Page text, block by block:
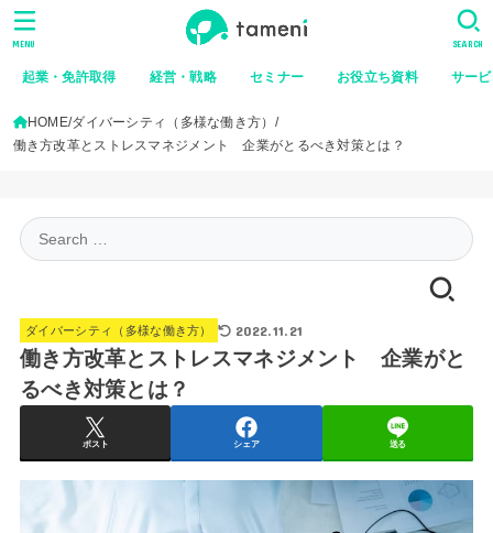
起業・免許取得 経営・戦略 セミナー お役立ち資料 サー
SEARCH
MENU
HOME ダイバーシティ（多様な働き方）
働き方改革とストレスマネジメント 企業がとるべき対策とは？
for:
ダイバーシティ（多様な働き方） 2022.11.21
働き方改革とストレスマネジメント 企業がと
るべき対策とは？
ポスト シェア 送る